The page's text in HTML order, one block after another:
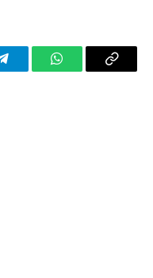
TelegramWhatsAppCopy